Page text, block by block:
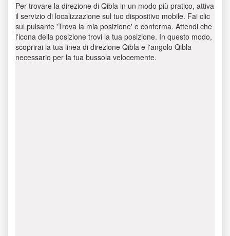
Per trovare la direzione di Qibla in un modo più pratico, attiva
il servizio di localizzazione sul tuo dispositivo mobile. Fai clic
sul pulsante 'Trova la mia posizione' e conferma. Attendi che
l'icona della posizione trovi la tua posizione. In questo modo,
scoprirai la tua linea di direzione Qibla e l'angolo Qibla
necessario per la tua bussola velocemente.